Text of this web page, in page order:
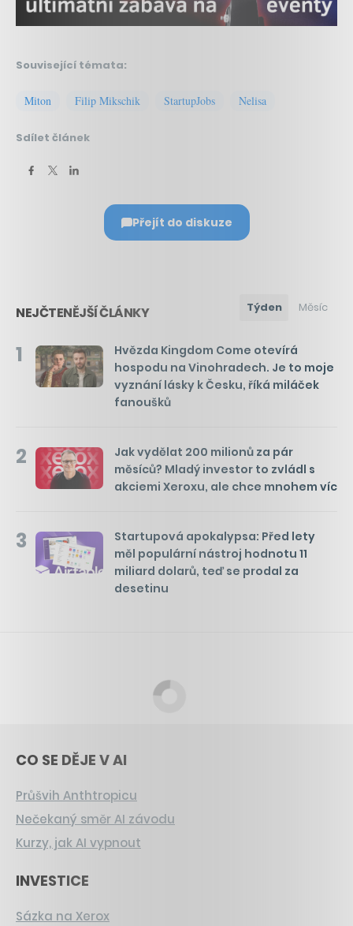
Související témata:
Miton Filip Mikschik StartupJobs Nelisa
Sdílet článek
Přejít do diskuze
NEJČTENĚJŠÍ ČLÁNKY Týden Měsíc
1
Hvězda Kingdom Come otevírá
hospodu na Vinohradech. Je to moje
vyznání lásky k Česku, říká miláček
fanoušků
2
Jak vydělat 200 milionů za pár
měsíců? Mladý investor to zvládl s
akciemi Xeroxu, ale chce mnohem víc
3
Startupová apokalypsa: Před lety
měl populární nástroj hodnotu 11
miliard dolarů, teď se prodal za
desetinu
CO SE DĚJE V AI
Průšvih Anthtropicu
Nečekaný směr AI závodu
Kurzy, jak AI vypnout
INVESTICE
Sázka na Xerox